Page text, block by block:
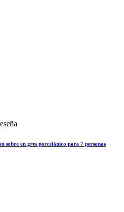
sobre en gres porcelánico para 7 personas